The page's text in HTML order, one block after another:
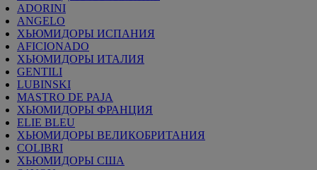
ADORINI
ANGELO
ХЬЮМИДОРЫ ИСПАНИЯ
AFICIONADO
ХЬЮМИДОРЫ ИТАЛИЯ
GENTILI
LUBINSKI
MASTRO DE PAJA
ХЬЮМИДОРЫ ФРАНЦИЯ
ELIE BLEU
ХЬЮМИДОРЫ ВЕЛИКОБРИТАНИЯ
COLIBRI
ХЬЮМИДОРЫ США